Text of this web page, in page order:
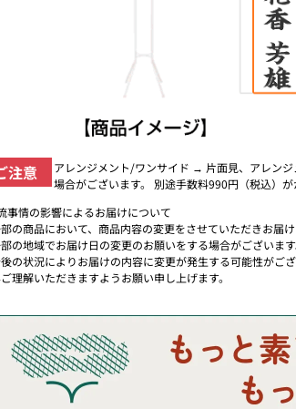
注意
アレンジメント/ワンサイド → 片面見、アレン
場合がございます。 別途手数料990円（税込）
事情の影響によるお届けについて
部の商品において、商品内容の変更をさせていただきお届
部の地域でお届け日の変更のお願いをする場合がございます
後の状況によりお届けの内容に変更が発生する可能性がござ
理解いただきますようお願い申し上げます。